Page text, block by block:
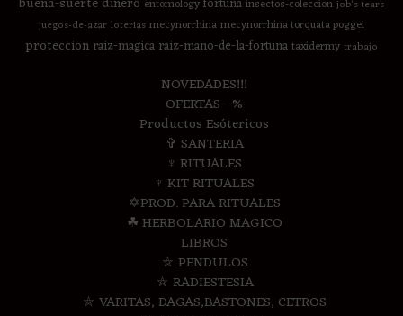
entomology insectos-coleccion job's tears
juegos-de-azar loterias mecynorrhinamecynorrhina torquata poggei
proteccion raiz-magica raiz-mano-de-la-fortunataxidermy trabajo
NOVEDADES!!!
OFERTAS - %
Productos Esótericos
✞ SANTERIA
♆ RITUALES
♆ KIT RITUALES
✡PROD. PARA RITUALES
☘ HERBOLARIO MAGICO
LIBROS
⛤ PENDULOS
⛤ RADIESTESIA
⛤ VARITAS, DAGAS,BASTONES, CETROS